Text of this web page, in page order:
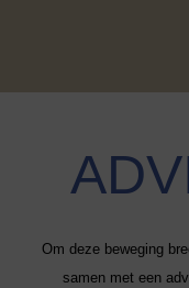
Om deze beweging
samen met een